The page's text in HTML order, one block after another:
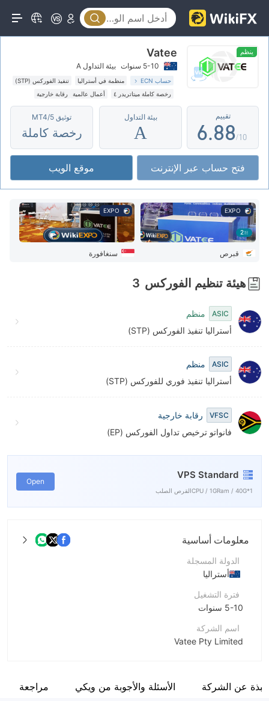
ينظم Vatee
5-10 سنوات بيئة التداول A
حساب ECN منظمة في أستراليا
تنفيذ الفوركس (STP)
رخصة كاملة ميتاتريدر ٤
أعمال عالمية رقابة خارجية
تقييم
1
2
3
4
5
6
7
8
9
.
3
4
5
7
8
9
3
4
5
7
8
9
/10
بيئة التداول
A
توثيق MT4/5
رخصة كاملة
فتح حساب عبر الإنترنت موقع الويب
2
EXPO
قبرص
EXPO
سنغافورة
هيئة تنظيم الفوركس 3
ASIC
منظم
أستراليا تنفيذ الفوركس (STP)
ASIC
منظم
أستراليا تنفيذ فوري للفوركس (STP)
VFSC
رقابة خارجية
فانواتو ترخيص تداول الفوركس (EP)
VPS Standard
1*CPU / 1GRam / 40Gالقرص الصلب
Open
معلومات أساسية
الدولة المسجلة
أستراليا
فترة التشغيل
5-10 سنوات
اسم الشركة
Vatee Pty Limited
موظفو الشركة
نبذة عن الشركة الأسئلة والأجوبة من ويكي مراجعة